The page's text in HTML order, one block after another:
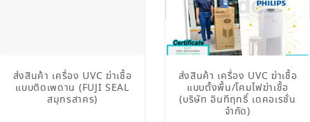
ส่งสินค้า เครื่อง UVC ฆ่าเชื้อ
แบบติดเพดาน (FUJI SEAL
สมุทรสาคร)
ส่งสินค้า เครื่อง UVC ฆ่าเชื้อ
แบบตั้งพื้น/โคมไฟฆ่าเชื้อ
(บริษัท อินทีฤทธิ์ เดคอเรชั่น
จำกัด)